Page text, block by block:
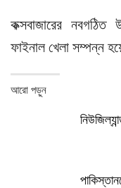
কক্সবাজারের নবগঠিত
ফাইনাল খেলা সম্পন্ন
আরো পড়ুন